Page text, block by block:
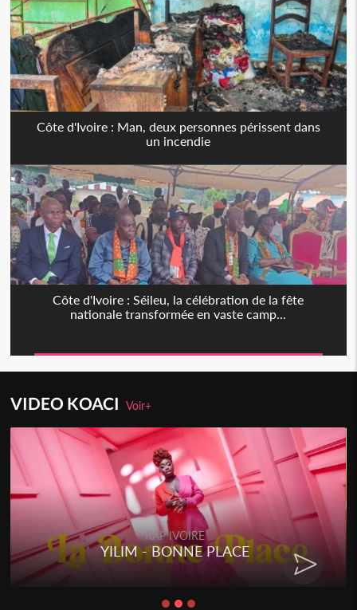
Côte d'Ivoire : Man, deux personnes périssent dans
un incendie
Côte d'Ivoire : Séileu, la célébration de la fête
nationale transformée en vaste camp...
VIDEO KOACIVoir+
RAP IVOIRE
RENARD BARAKISSA - DOS DE
CHAT